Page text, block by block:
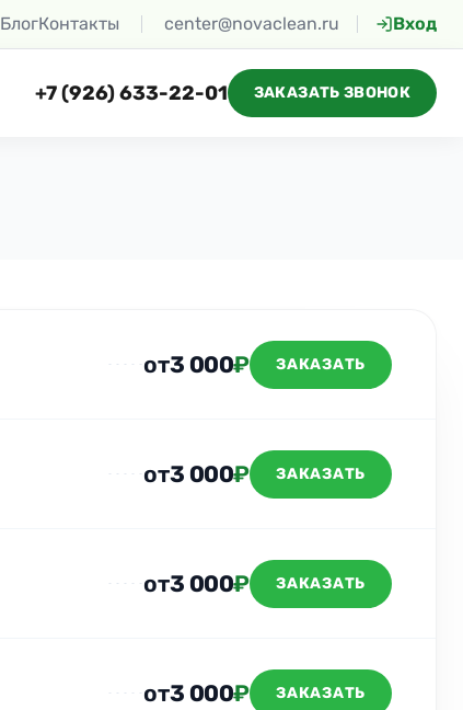
БлогКонтакты center@novaclean.ru Вход
+7 (926) 633-22-01 ЗАКАЗАТЬ ЗВОНОК
от3 000₽ ЗАКАЗАТЬ
от3 000₽ ЗАКАЗАТЬ
от3 000₽ ЗАКАЗАТЬ
от3 000₽ ЗАКАЗАТЬ